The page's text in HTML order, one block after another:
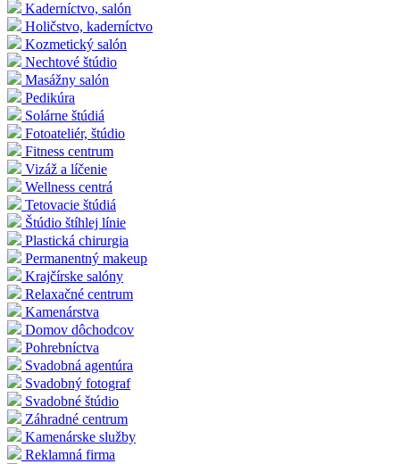
Kaderníctvo, salón
Holičstvo, kaderníctvo
Kozmetický salón
Nechtové štúdio
Masážny salón
Pedikúra
Solárne štúdiá
Fotoateliér, štúdio
Fitness centrum
Vizáž a líčenie
Wellness centrá
Tetovacie štúdiá
Štúdio štíhlej línie
Plastická chirurgia
Permanentný makeup
Krajčírske salóny
Relaxačné centrum
Kamenárstva
Domov dôchodcov
Pohrebníctva
Svadobná agentúra
Svadobný fotograf
Svadobné štúdio
Záhradné centrum
Kamenárske služby
Reklamná firma